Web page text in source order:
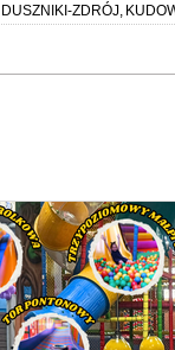
DUSZNIKI-ZDRÓJ,